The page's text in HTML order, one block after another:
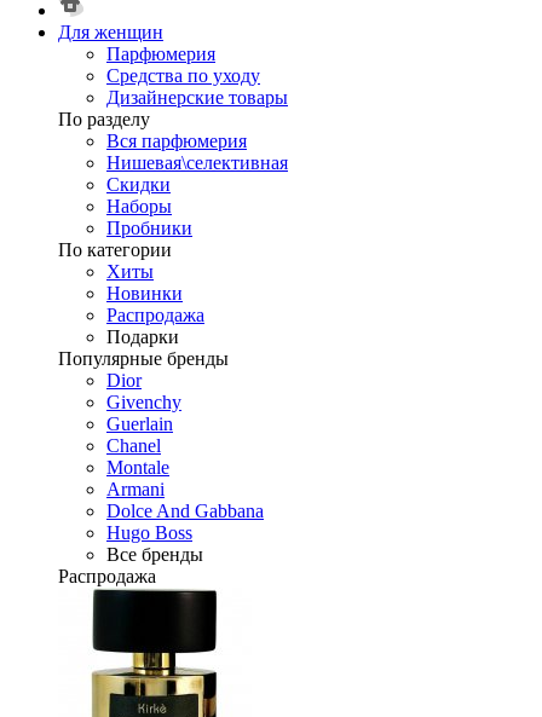
Для женщин
Парфюмерия
Средства по уходу
Дизайнерские товары
По разделу
Вся парфюмерия
Нишевая\селективная
Скидки
Наборы
Пробники
По категории
Хиты
Новинки
Распродажа
Подарки
Популярные бренды
Dior
Givenchy
Guerlain
Chanel
Montale
Armani
Dolce And Gabbana
Hugo Boss
Все бренды
Распродажа